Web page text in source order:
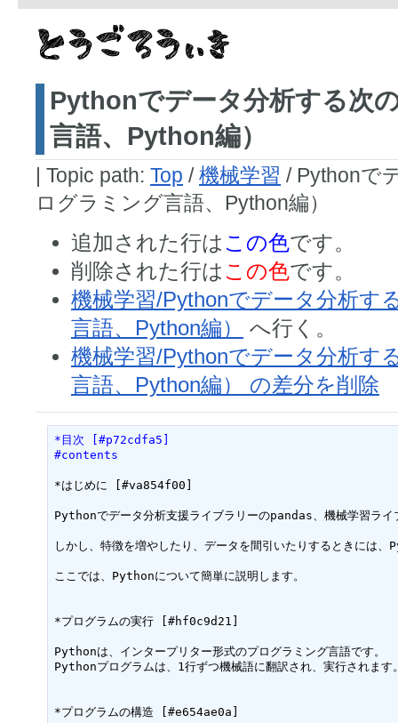
Pythonでデータ分析する次
言語、Python編）
| Topic path: Top /機械学習 / Pythonで
ログラミング言語、Python編）
追加された行はこの色です。
削除された行はこの色です。
機械学習/Pythonでデータ分析す
言語、Python編）
へ行く。
機械学習/Pythonでデータ分析す
言語、Python編） の差分を削除
*目次 [#p72cdfa5]
#contents
*はじめに [#va854f00]
Pythonでデータ分析支援ライブラリーのpandas、機械学習
しかし、特徴を増やしたり、データを間引いたりするときには
ここでは、Pythonについて簡単に説明します。
*プログラムの実行 [#hf0c9d21]
Pythonは、インタープリター形式のプログラミング言語です。
Pythonプログラムは、1行ずつ機械語に翻訳され、実行されます
*プログラムの構造 [#e654ae0a]